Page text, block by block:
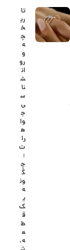
تا
ری
خ
چ
ه
و
رو
ان
ش
نا
س
ی
ج
وا
ه
را
ت
؛
چ
گ
ون
ه
ی
ک
ق
ط
ع
ه،
ا
ن
ش
ت
ر
ط
ل
ا
ا
ز
ک
ا
ل
ک
ن
م
ل
ا
ک
د
C
R
5
0
,
2
8
5
,
0
0
0
ت
و
م